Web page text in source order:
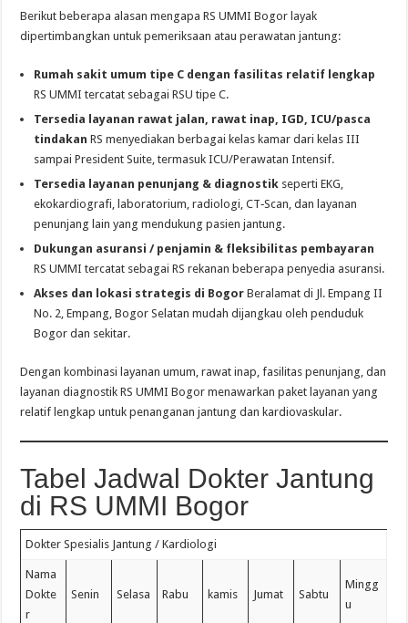
Berikut beberapa alasan mengapa RS UMMI Bogor layak
dipertimbangkan untuk pemeriksaan atau perawatan jantung:
Rumah sakit umum tipe C dengan fasilitas relatif lengkap
RS UMMI tercatat sebagai RSU tipe C.
Tersedia layanan rawat jalan, rawat inap, IGD, ICU/pasca
tindakan RS menyediakan berbagai kelas kamar dari kelas III
sampai President Suite, termasuk ICU/Perawatan Intensif.
Tersedia layanan penunjang & diagnostik seperti EKG,
ekokardiografi, laboratorium, radiologi, CT‑Scan, dan layanan
penunjang lain yang mendukung pasien jantung.
Dukungan asuransi / penjamin & fleksibilitas pembayaran
RS UMMI tercatat sebagai RS rekanan beberapa penyedia asuransi.
Akses dan lokasi strategis di Bogor Beralamat di Jl. Empang II
No. 2, Empang, Bogor Selatan mudah dijangkau oleh penduduk
Bogor dan sekitar.
Dengan kombinasi layanan umum, rawat inap, fasilitas penunjang, dan
layanan diagnostik RS UMMI Bogor menawarkan paket layanan yang
relatif lengkap untuk penanganan jantung dan kardiovaskular.
Tabel Jadwal Dokter Jantung
di RS UMMI Bogor
Dokter Spesialis Jantung / Kardiologi
Nama
Dokte
r
Senin Selasa Rabu kamis Jumat Sabtu
Mingg
u